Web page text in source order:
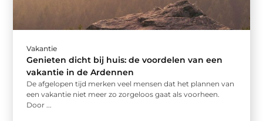
Vakantie
Genieten dicht bij huis: de voordelen van een
vakantie in de Ardennen
De afgelopen tijd merken veel mensen dat het plannen van
een vakantie niet meer zo zorgeloos gaat als voorheen.
Door ...